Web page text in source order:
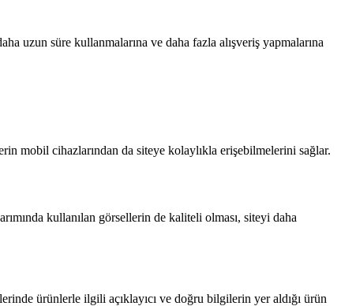
uzun süre kullanmalarına ve daha fazla alışveriş yapmalarına
mobil cihazlarından da siteye kolaylıkla erişebilmelerini sağlar.
kullanılan görsellerin de kaliteli olması, siteyi daha
ürünlerle ilgili açıklayıcı ve doğru bilgilerin yer aldığı ürün